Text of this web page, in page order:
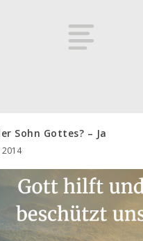
Sohn Gottes? – Ja
2014